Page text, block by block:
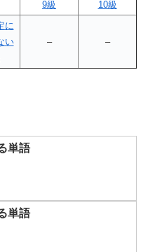
9級 10級
に
い
– –
単語
単語